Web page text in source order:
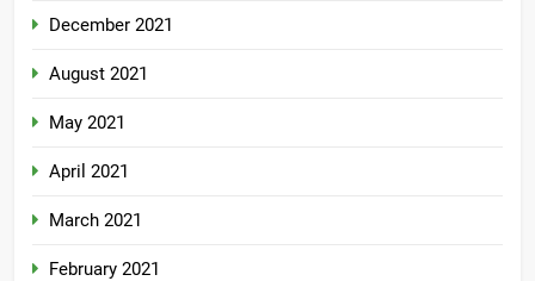
December 2021
August 2021
May 2021
April 2021
March 2021
February 2021